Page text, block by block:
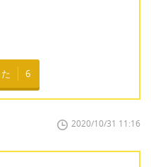
6
2020/10/31 11:16